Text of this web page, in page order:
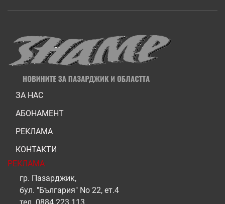
ЗА НАС
АБОНАМЕНТ
РЕКЛАМА
КОНТАКТИ
РЕКЛАМА
гр. Пазарджик,
бул. "България" No 22, ет.4